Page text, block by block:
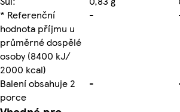
* Referenční
hodnota příjmu u
průměrné dospělé
osoby (8400 kJ/
2000 kcal)
-
Balení obsahuje 2
porce
-